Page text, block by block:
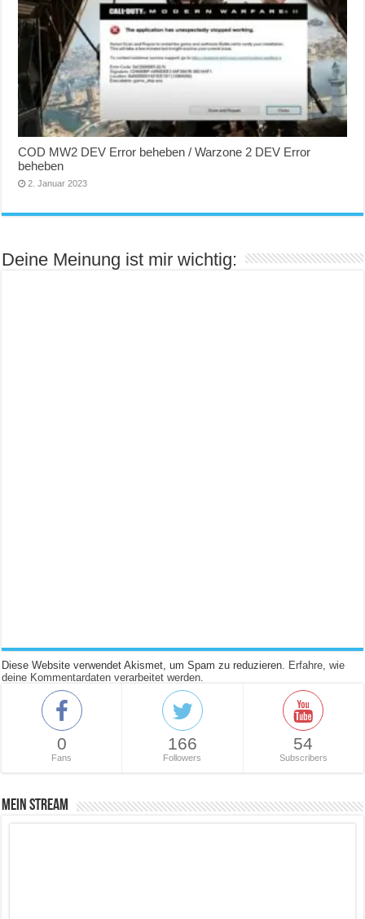
COD MW2 DEV Error beheben / Warzone 2 DEV Error
beheben
2. Januar 2023
Deine Meinung ist mir wichtig:
Diese Website verwendet Akismet, um Spam zu reduzieren. Erfahre, wie
deine Kommentardaten verarbeitet werden.
0
Fans
166
Followers
54
Subscribers
Mein Stream